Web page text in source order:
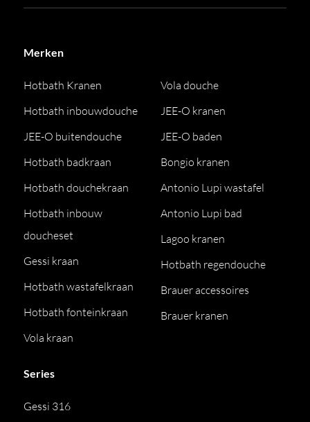
Merken
Hotbath Kranen
Hotbath inbouwdouche
JEE-O buitendouche
Hotbath badkraan
Hotbath douchekraan
Hotbath inbouw
doucheset
Gessi kraan
Hotbath wastafelkraan
Hotbath fonteinkraan
Vola kraan
Vola douche
JEE-O kranen
JEE-O baden
Bongio kranen
Antonio Lupi wastafel
Antonio Lupi bad
Lagoo kranen
Hotbath regendouche
Brauer accessoires
Brauer kranen
Series
Gessi 316